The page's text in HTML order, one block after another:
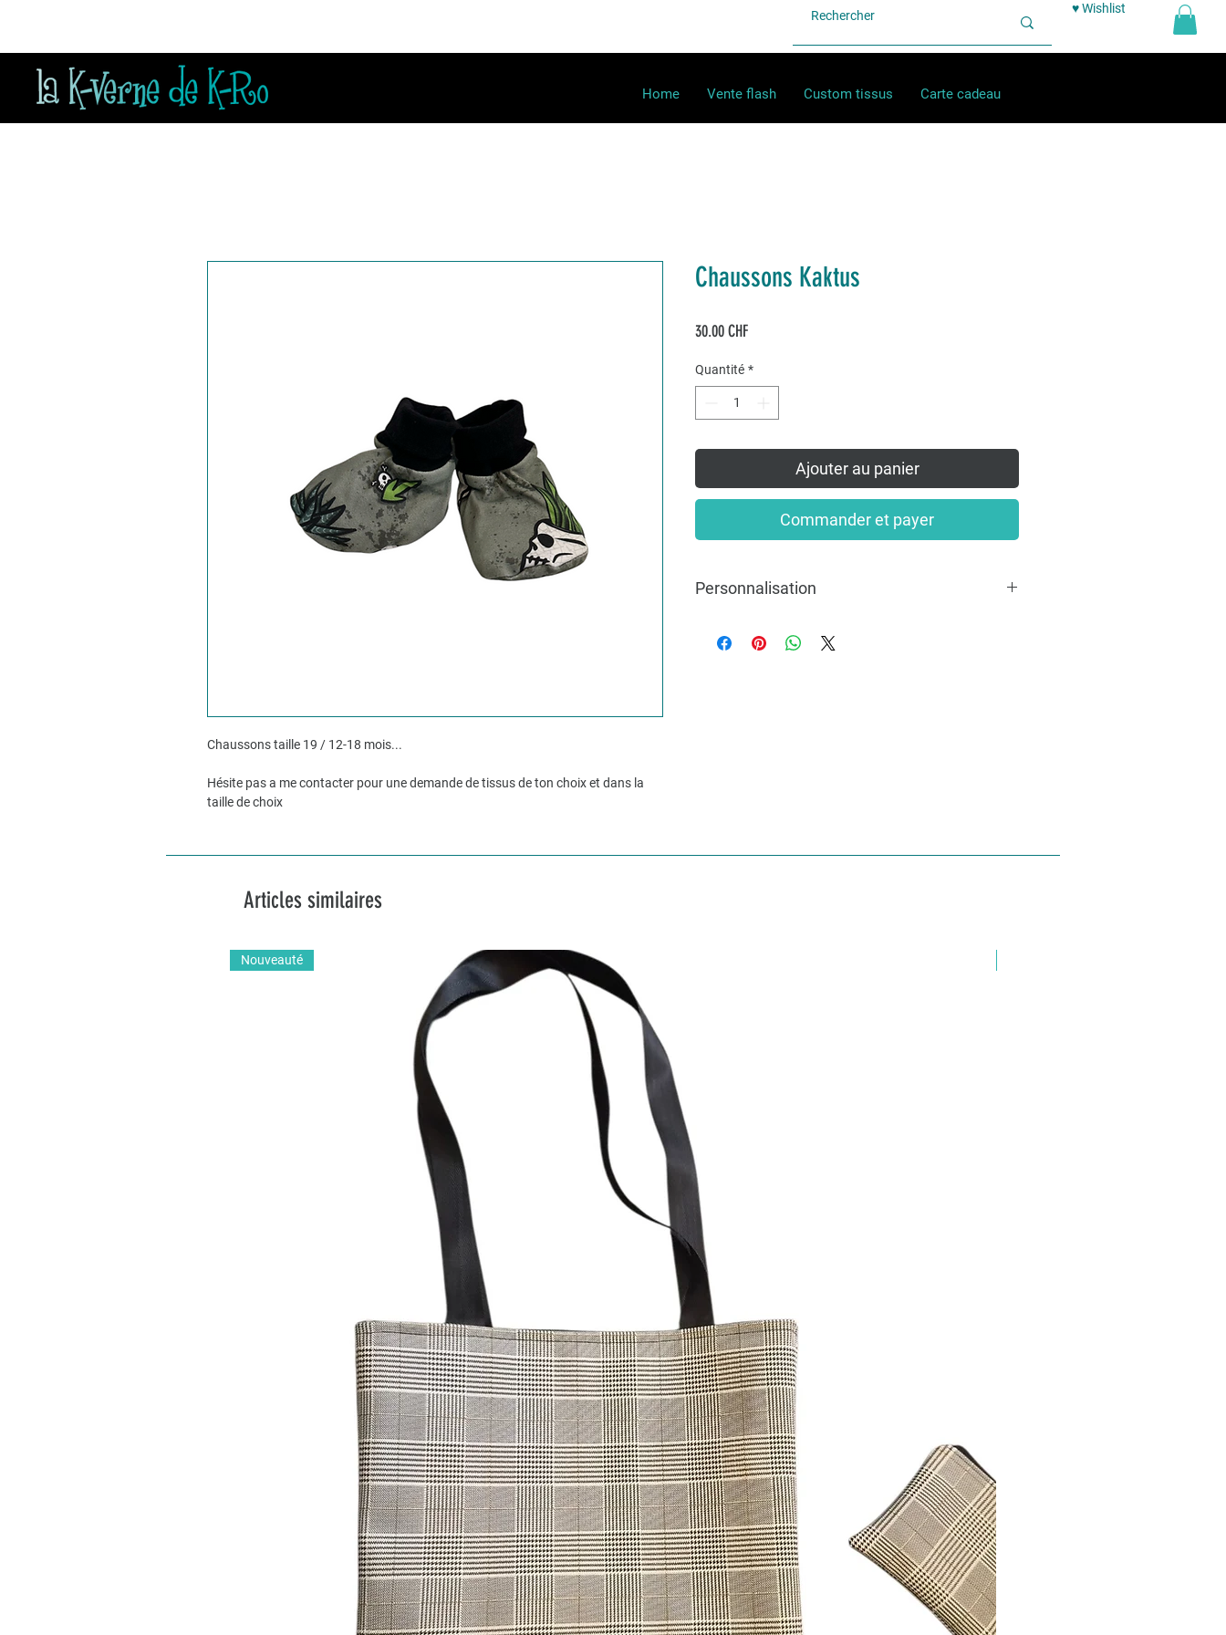
♥ Wishlist
Home Vente flash Custom tissus Carte cadeau
Chaussons taille 19 / 12-18 mois...
Hésite pas a me contacter pour une demande de tissus de ton choix et dans la
taille de choix
Chaussons Kaktus
30.00 CHFPrix
Quantité *
Ajouter au panier
Commander et payer
Personnalisation
mesure, n’hésitez pas à me contacter par mail à
Articles similaires
Nouveauté